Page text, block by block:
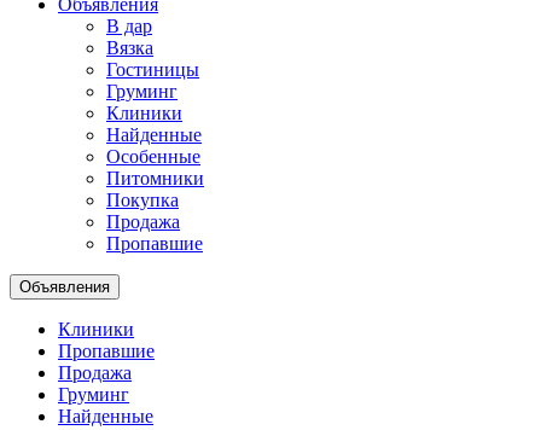
Объявления
В дар
Вязка
Гостиницы
Груминг
Клиники
Найденные
Особенные
Питомники
Покупка
Продажа
Пропавшие
Объявления
Клиники
Пропавшие
Продажа
Груминг
Найденные